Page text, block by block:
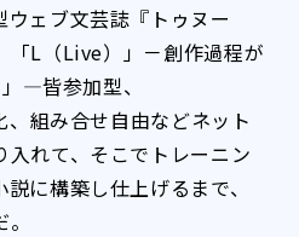
ェブ文芸誌『トゥヌー
「L（Live）」－創作過程が
―皆参加型、
組み合せ自由などネット
れて、そこでトレーニン
に構築し仕上げるまで、